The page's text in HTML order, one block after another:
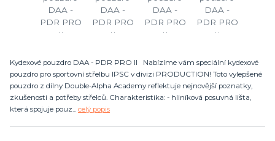
Kydexové pouzdro DAA - PDR PRO II Nabízíme vám speciální kydexové
pouzdro pro sportovní střelbu IPSC v divizi PRODUCTION! Toto vylepšené
pouzdro z dílny Double-Alpha Academy reflektuje nejnovější poznatky,
zkušenosti a potřeby střelců. Charakteristika: - hliníková posuvná lišta,
která spojuje pouz... celý popis